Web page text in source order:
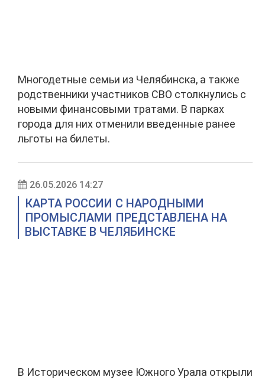
Многодетные семьи из Челябинска, а также
родственники участников СВО столкнулись с
новыми финансовыми тратами. В парках
города для них отменили введенные ранее
льготы на билеты.
26.05.2026 14:27
КАРТА РОССИИ С НАРОДНЫМИ
ПРОМЫСЛАМИ ПРЕДСТАВЛЕНА НА
ВЫСТАВКЕ В ЧЕЛЯБИНСКЕ
В Историческом музее Южного Урала открыли